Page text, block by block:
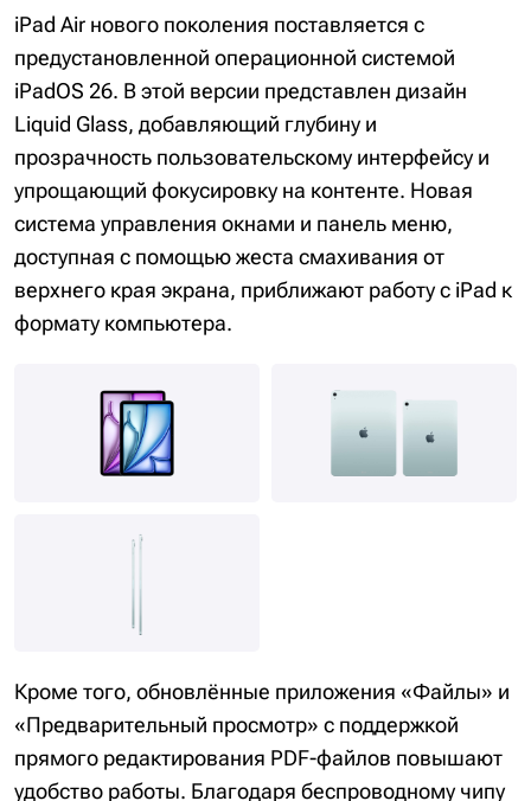
iPad Air нового поколения поставляется с
предустановленной операционной системой
iPadOS 26. В этой версии представлен дизайн
Liquid Glass, добавляющий глубину и
прозрачность пользовательскому интерфейсу и
упрощающий фокусировку на контенте. Новая
система управления окнами и панель меню,
доступная с помощью жеста смахивания от
верхнего края экрана, приближают работу с iPad к
формату компьютера.
Кроме того, обновлённые приложения «Файлы» и
«Предварительный просмотр» с поддержкой
прямого редактирования PDF-файлов повышают
удобство работы. Благодаря беспроводному чипу